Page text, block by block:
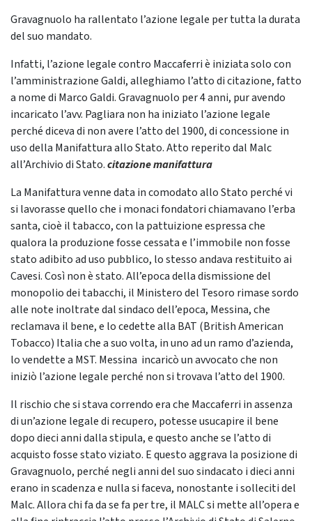
Gravagnuolo ha rallentato l’azione legale per tutta la durata
del suo mandato.
Infatti, l’azione legale contro Maccaferri è iniziata solo con
l’amministrazione Galdi, alleghiamo l’atto di citazione, fatto
a nome di Marco Galdi. Gravagnuolo per 4 anni, pur avendo
incaricato l’avv. Pagliara non ha iniziato l’azione legale
perché diceva di non avere l’atto del 1900, di concessione in
uso della Manifattura allo Stato. Atto reperito dal Malc
all’Archivio di Stato.citazione manifattura
La Manifattura venne data in comodato allo Stato perché vi
si lavorasse quello che i monaci fondatori chiamavano l’erba
santa, cioè il tabacco, con la pattuizione espressa che
qualora la produzione fosse cessata e l’immobile non fosse
stato adibito ad uso pubblico, lo stesso andava restituito ai
Cavesi. Così non è stato. All’epoca della dismissione del
monopolio dei tabacchi, il Ministero del Tesoro rimase sordo
alle note inoltrate dal sindaco dell’epoca, Messina, che
reclamava il bene, e lo cedette alla BAT (British American
Tobacco) Italia che a suo volta, in uno ad un ramo d’azienda,
lo vendette a MST. Messina incaricò un avvocato che non
iniziò l’azione legale perché non si trovava l’atto del 1900.
Il rischio che si stava correndo era che Maccaferri in assenza
di un’azione legale di recupero, potesse usucapire il bene
dopo dieci anni dalla stipula, e questo anche se l’atto di
acquisto fosse stato viziato. E questo aggrava la posizione di
Gravagnuolo, perché negli anni del suo sindacato i dieci anni
erano in scadenza e nulla si faceva, nonostante i solleciti del
Malc. Allora chi fa da se fa per tre, il MALC si mette all’opera e